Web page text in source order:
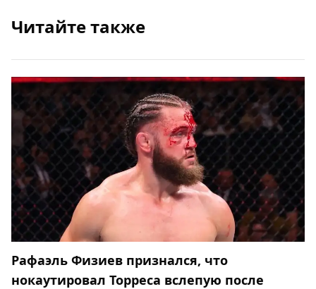
Читайте также
Рафаэль Физиев признался, что
нокаутировал Торреса вслепую после